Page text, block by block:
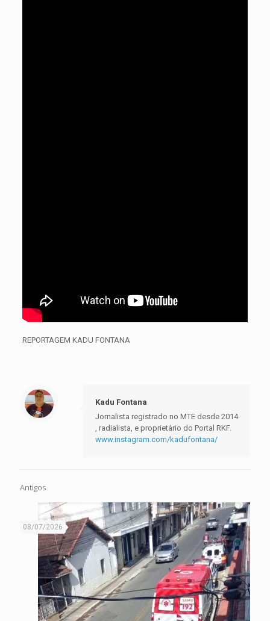
REPORTAGEM KADU FONTANA
Kadu Fontana
Jornalista registrado no MTE desde 2014
, radialista, e proprietário do Portal RKF.
www.instagram.com/kadufontana/
Antigos
08/07/2026